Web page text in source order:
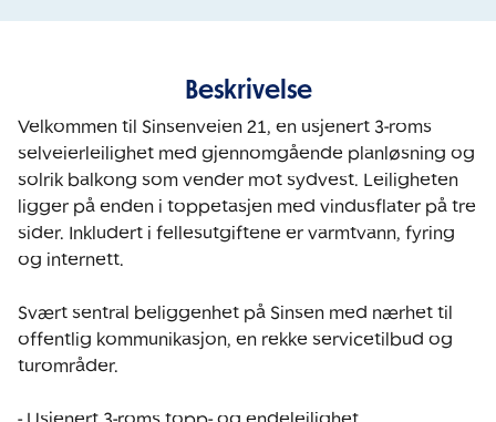
Beskrivelse
Velkommen til Sinsenveien 21, en usjenert 3-roms
selveierleilighet med gjennomgående planløsning og
solrik balkong som vender mot sydvest. Leiligheten
ligger på enden i toppetasjen med vindusflater på tre
sider. Inkludert i fellesutgiftene er varmtvann, fyring
og internett.
Svært sentral beliggenhet på Sinsen med nærhet til
offentlig kommunikasjon, en rekke servicetilbud og
turområder.